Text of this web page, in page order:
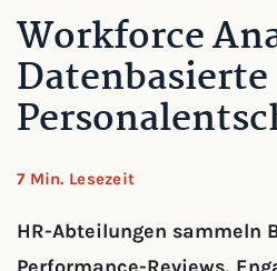
Workforce
Datenbasierte
7 Min. Lesezeit
HR-Abteilungen sammeln